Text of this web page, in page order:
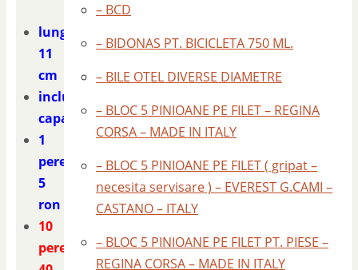
lungime
11
cm
include
capacele
1
pereche
5
ron
10
perechi
– BCD
– BIDONAS PT. BICICLETA 750 ML.
– BILE OTEL DIVERSE DIAMETRE
– BLOC 5 PINIOANE PE FILET – REGINA
CORSA – MADE IN ITALY
– BLOC 5 PINIOANE PE FILET ( gripat –
necesita servisare ) – EVEREST G.CAMI –
CASTANO – ITALY
– BLOC 5 PINIOANE PE FILET PT. PIESE –
REGINA CORSA – MADE IN ITALY